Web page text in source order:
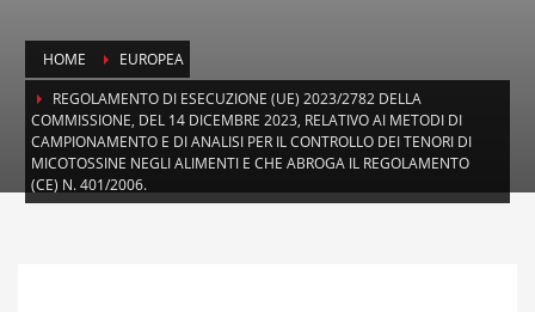
HOME
EUROPEA
REGOLAMENTO DI ESECUZIONE (UE) 2023/2782 DELLA
COMMISSIONE, DEL 14 DICEMBRE 2023, RELATIVO AI METODI DI
CAMPIONAMENTO E DI ANALISI PER IL CONTROLLO DEI TENORI DI
MICOTOSSINE NEGLI ALIMENTI E CHE ABROGA IL REGOLAMENTO
(CE) N. 401/2006.